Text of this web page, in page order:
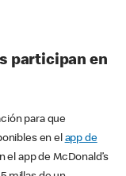
participan en
para que
en el app de
el app de McDonald’s